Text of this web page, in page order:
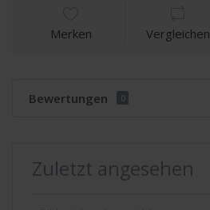
Merken Vergleichen
Bewertungen 0
Zuletzt angesehen